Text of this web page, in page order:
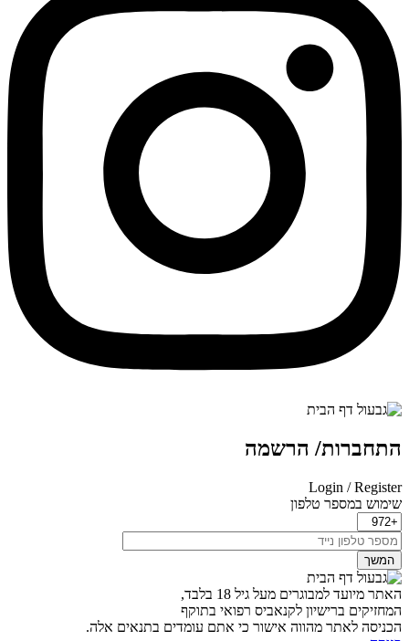
הרשמה
Login /
במספר טלפון
המשך
מיועד למבוגרים מעל גיל 18 בלבד,
ברישיון לקנאביס רפואי בתוקף
לאתר מהווה אישור כי אתם עומדים בתנאים אלה.